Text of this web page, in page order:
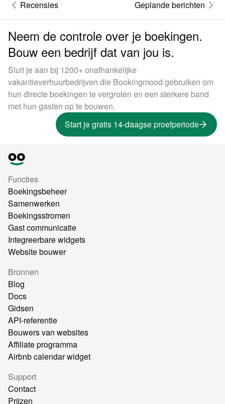
Recensies Geplande berichten
Neem de controle over je boekingen.
Bouw een bedrijf dat van jou is.
Sluit je aan bij 1200+ onafhankelijke
vakantieverhuurbedrijven die Bookingmood gebruiken om
hun directe boekingen te vergroten en een sterkere band
met hun gasten op te bouwen.
Start je gratis 14-daagse proefperiode
Functies
Boekingsbeheer
Samenwerken
Boekingsstromen
Gast communicatie
Integreerbare widgets
Website bouwer
Bronnen
Blog
Docs
Gidsen
API-referentie
Bouwers van websites
Affiliate programma
Airbnb calendar widget
Support
Contact
Prijzen